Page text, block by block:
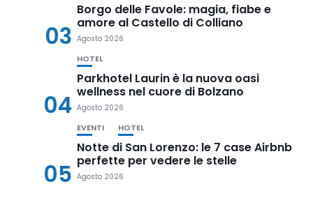
03
Borgo delle Favole: magia, fiabe e
amore al Castello di Colliano
Agosto 2026
04
HOTEL
Parkhotel Laurin è la nuova oasi
wellness nel cuore di Bolzano
Agosto 2026
05
EVENTI HOTEL
Notte di San Lorenzo: le 7 case Airbnb
perfette per vedere le stelle
Agosto 2026